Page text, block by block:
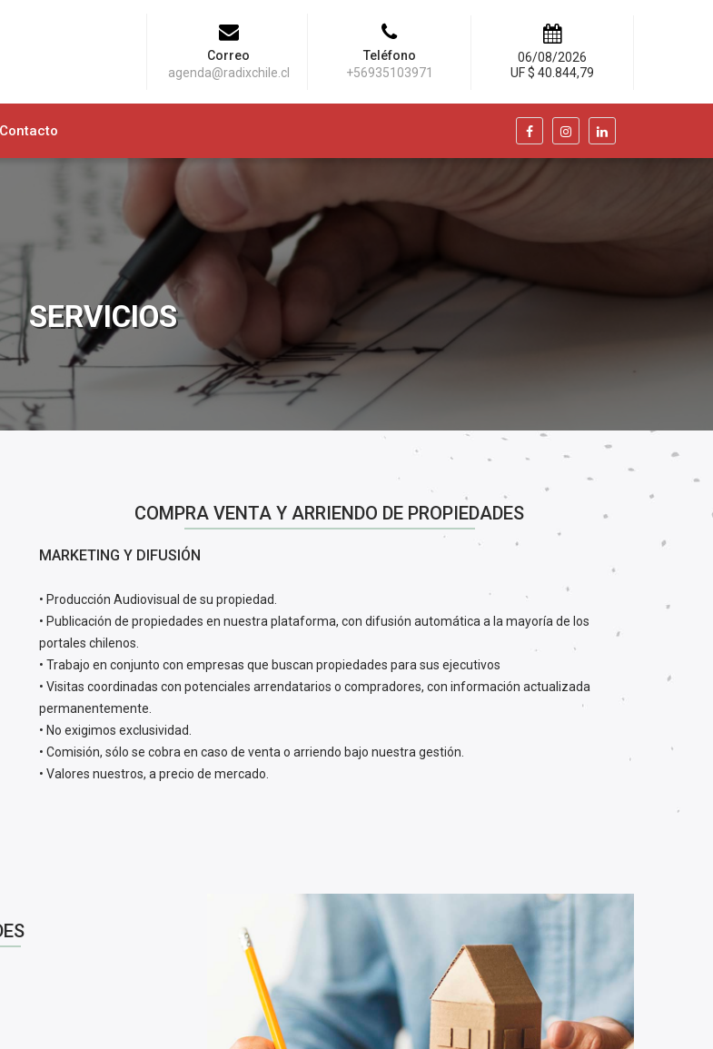
Correo
agenda@radixchile.cl
Teléfono
+56935103971
06/08/2026
UF $ 40.844,79
Contacto
SERVICIOS
COMPRA VENTA Y ARRIENDO DE PROPIEDADES
MARKETING Y DIFUSIÓN
• Producción Audiovisual de su propiedad.
• Publicación de propiedades en nuestra plataforma, con difusión automática a la mayoría de los
portales chilenos.
• Trabajo en conjunto con empresas que buscan propiedades para sus ejecutivos
• Visitas coordinadas con potenciales arrendatarios o compradores, con información actualizada
permanentemente.
• No exigimos exclusividad.
• Comisión, sólo se cobra en caso de venta o arriendo bajo nuestra gestión.
• Valores nuestros, a precio de mercado.